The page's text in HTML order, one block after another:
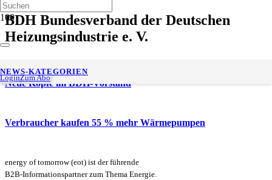
LoginZum Abo
NEWS-KATEGORIEN
BDH Bundesverband der Deutschen
Heizungsindustrie e. V.
Neue Köpfe im BDH-Vorstand
Verbraucher kaufen 55 % mehr Wärmepumpen
energy of tomorrow (eot) ist der führende
B2B-Informationspartner zum Thema Energie.